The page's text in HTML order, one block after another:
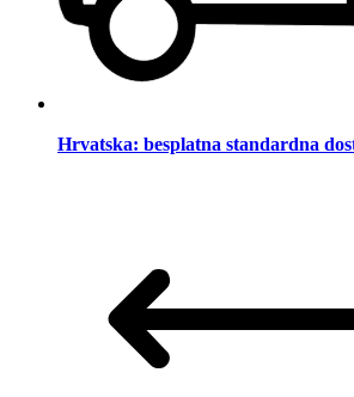
Hrvatska: besplatna standardna